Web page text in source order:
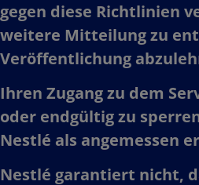
gegen diese Richtlinien
weitere Mitteilung zu
Veröffentlichung
Ihren Zugang zu dem
oder endgültig zu
Nestlé als angemessen
Nestlé garantiert nicht,